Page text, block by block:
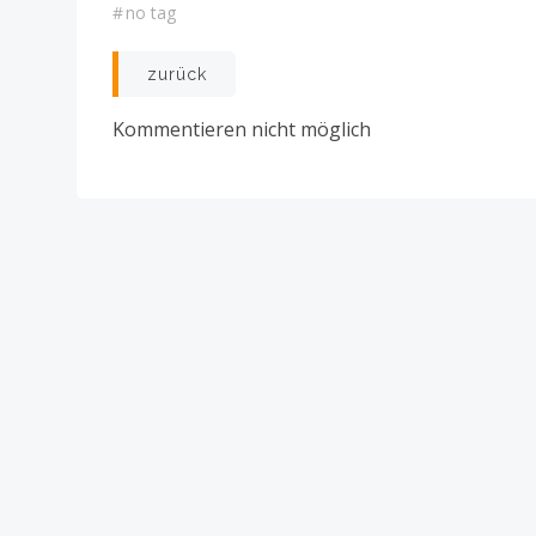
#no tag
Post
navigation
zurück
Kommentieren nicht möglich